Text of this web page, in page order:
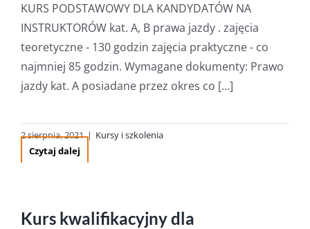
KURS PODSTAWOWY DLA KANDYDATÓW NA
INSTRUKTORÓW kat. A, B prawa jazdy . zajęcia
teoretyczne - 130 godzin zajęcia praktyczne - co
najmniej 85 godzin. Wymagane dokumenty: Prawo
jazdy kat. A posiadane przez okres co [...]
2 sierpnia, 2021 | Kursy i szkolenia
Czytaj dalej
Kurs kwalifikacyjny dla